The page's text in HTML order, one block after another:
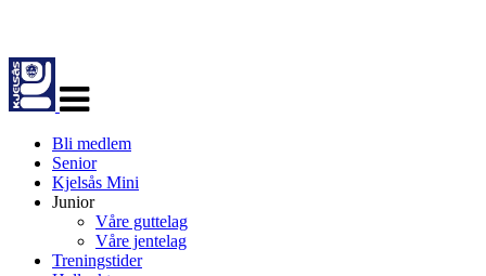
navigasjon
Bli medlem
Senior
Kjelsås Mini
Junior
Våre guttelag
Våre jentelag
Treningstider